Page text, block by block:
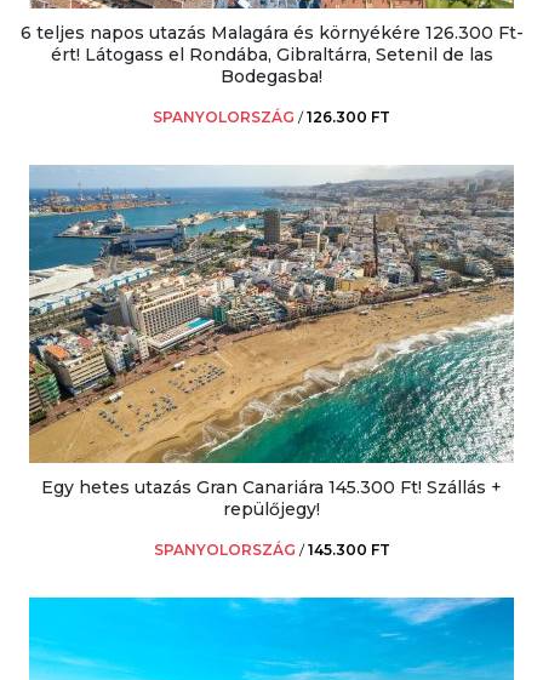
6 teljes napos utazás Malagára és környékére 126.300 Ft-
ért! Látogass el Rondába, Gibraltárra, Setenil de las
Bodegasba!
SPANYOLORSZÁG /126.300 FT
Egy hetes utazás Gran Canariára 145.300 Ft! Szállás +
repülőjegy!
SPANYOLORSZÁG /145.300 FT